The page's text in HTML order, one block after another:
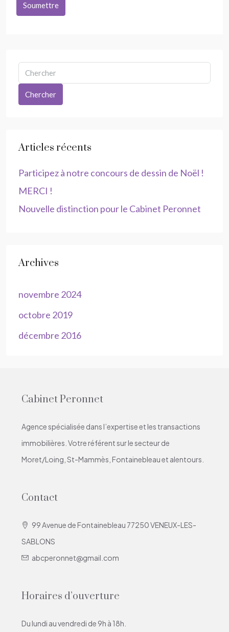
Soumettre
Chercher
Articles récents
Participez à notre concours de dessin de Noël !
MERCI !
Nouvelle distinction pour le Cabinet Peronnet
Archives
novembre 2024
octobre 2019
décembre 2016
Cabinet Peronnet
Agence spécialisée dans l’expertise et les transactions
immobilières. Votre référent sur le secteur de
Moret/Loing, St-Mammès, Fontainebleau et alentours.
Contact
99 Avenue de Fontainebleau 77250 VENEUX-LES-
SABLONS
abcperonnet@gmail.com
Horaires d’ouverture
Du lundi au vendredi de 9h à 18h.